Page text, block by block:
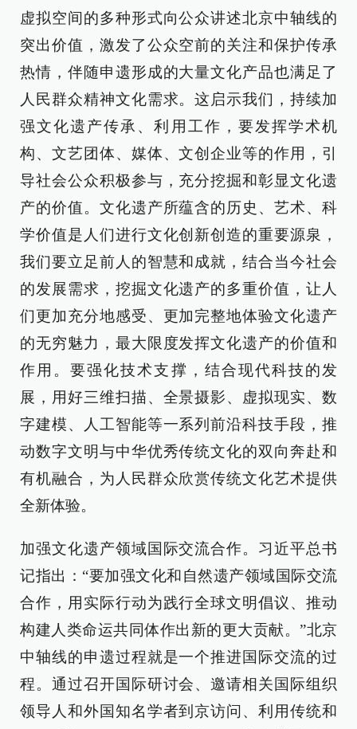
虚拟空间的多种形式向公众讲述北京中轴线的
突出价值，激发了公众空前的关注和保护传承
热情，伴随申遗形成的大量文化产品也满足了
人民群众精神文化需求。这启示我们，持续加
强文化遗产传承、利用工作，要发挥学术机
构、文艺团体、媒体、文创企业等的作用，引
导社会公众积极参与，充分挖掘和彰显文化遗
产的价值。文化遗产所蕴含的历史、艺术、科
学价值是人们进行文化创新创造的重要源泉，
我们要立足前人的智慧和成就，结合当今社会
的发展需求，挖掘文化遗产的多重价值，让人
们更加充分地感受、更加完整地体验文化遗产
的无穷魅力，最大限度发挥文化遗产的价值和
作用。要强化技术支撑，结合现代科技的发
展，用好三维扫描、全景摄影、虚拟现实、数
字建模、人工智能等一系列前沿科技手段，推
动数字文明与中华优秀传统文化的双向奔赴和
有机融合，为人民群众欣赏传统文化艺术提供
全新体验。
加强文化遗产领域国际交流合作。习近平总书
记指出：“要加强文化和自然遗产领域国际交流
合作，用实际行动为践行全球文明倡议、推动
构建人类命运共同体作出新的更大贡献。”北京
中轴线的申遗过程就是一个推进国际交流的过
程。通过召开国际研讨会、邀请相关国际组织
领导人和外国知名学者到京访问、利用传统和